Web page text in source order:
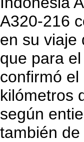
A320-216
en su viaje
que para
confirmó
kilómetros
según
también